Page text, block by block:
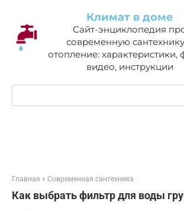
контенту
Климат в доме
Сайт-энциклопедия
современную
отопление: характеристики,
видео, инструкции
Поиск:
Главная » Современная сантехника
Как выбрать фильтр для воды